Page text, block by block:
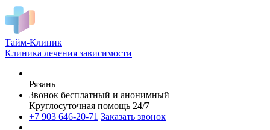
Тайм-Клиник
Клиника лечения зависимости
Рязань
Звонок бесплатный и анонимный
Круглосуточная помощь 24/7
+7 903 646-20-71 Заказать звонок